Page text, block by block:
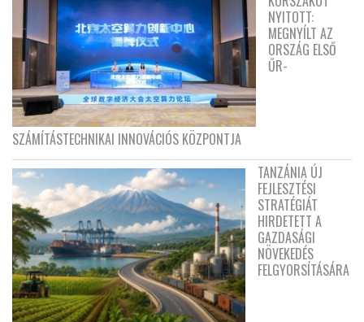
NYITOTT:
MEGNYÍLT AZ
ORSZÁG ELSŐ
ŰR-
SZÁMÍTÁSTECHNIKAI INNOVÁCIÓS KÖZPONTJA
TANZÁNIA ÚJ
FEJLESZTÉSI
STRATÉGIÁT
HIRDETETT A
GAZDASÁGI
NÖVEKEDÉS
FELGYORSÍTÁSÁRA